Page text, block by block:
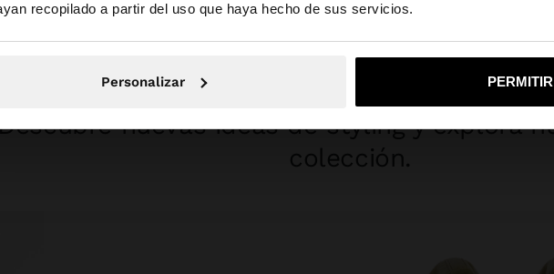
recopilado a partir del uso que haya hecho de sus servicios.
Personalizar
No, continuar en la web de España Sí,
€ 12,99 € 54% 25,99 € 12,99 € 50%
nuevas ideas de styling y explora
colección.